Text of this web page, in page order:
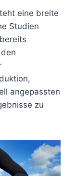
eine breite
Studien
angepassten
zu